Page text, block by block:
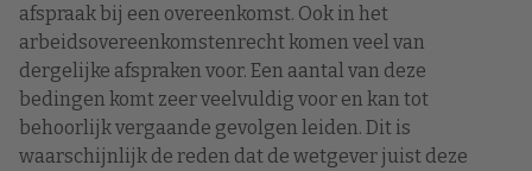
afspraak bij een overeenkomst. Ook in het
arbeidsovereenkomstenrecht komen veel van
dergelijke afspraken voor. Een aantal van deze
bedingen komt zeer veelvuldig voor en kan tot
behoorlijk vergaande gevolgen leiden. Dit is
waarschijnlijk de reden dat de wetgever juist deze